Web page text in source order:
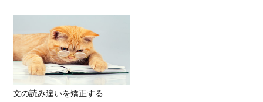
文の読み違いを矯正する